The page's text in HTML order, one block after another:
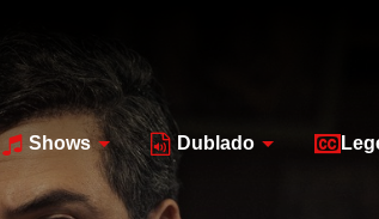
Shows Dublado